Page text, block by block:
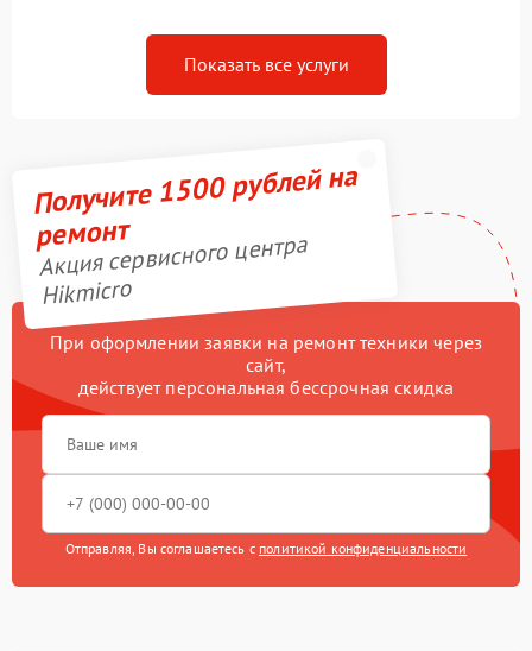
Показать все услуги
Получите 1500 рублей на
ремонт
Акция сервисного центра
Hikmicro
При оформлении заявки на ремонт техники через
сайт,
действует персональная бессрочная скидка
Отправляя, Вы соглашаетесь с политикой конфиденциальности